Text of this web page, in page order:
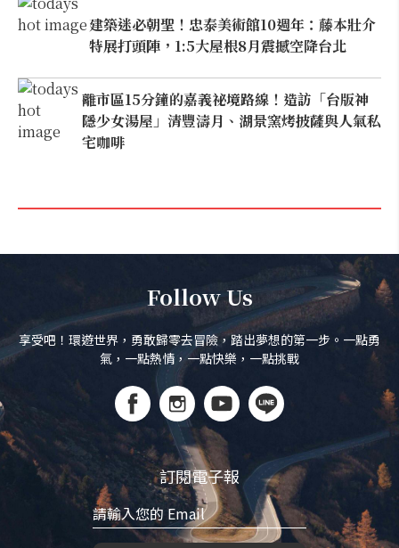
建築迷必朝聖！忠泰美術館10週年：藤本壯介
特展打頭陣，1:5大屋根8月震撼空降台北
離市區15分鐘的嘉義祕境路線！造訪「台版神
隱少女湯屋」清豐濤月、湖景窯烤披薩與人氣私
宅咖啡
Follow Us
享受吧！環遊世界，勇敢歸零去冒險，踏出夢想的第一步。一點勇
氣，一點熱情，一點快樂，一點挑戰
訂閱電子報